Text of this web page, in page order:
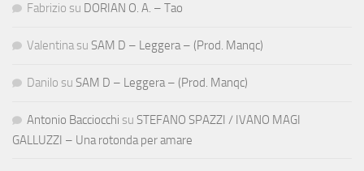
Fabrizio su DORIAN O. A. – Tao
Valentina su SAM D – Leggera – (Prod. Manqc)
Danilo su SAM D – Leggera – (Prod. Manqc)
Antonio Bacciocchi su STEFANO SPAZZI / IVANO MAGI
GALLUZZI – Una rotonda per amare